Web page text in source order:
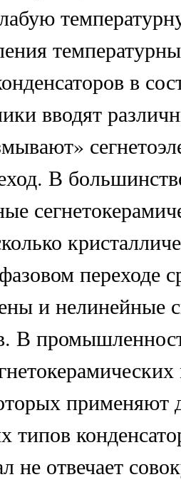
в
вводят
В
переходе
и нелинейные
В
применяют
типов
не отвечает